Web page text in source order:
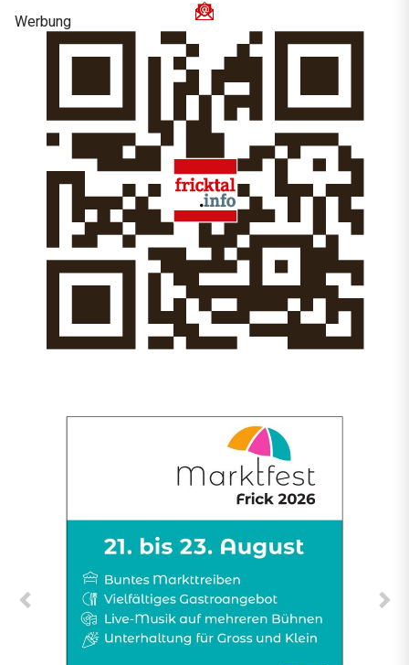
Werbung